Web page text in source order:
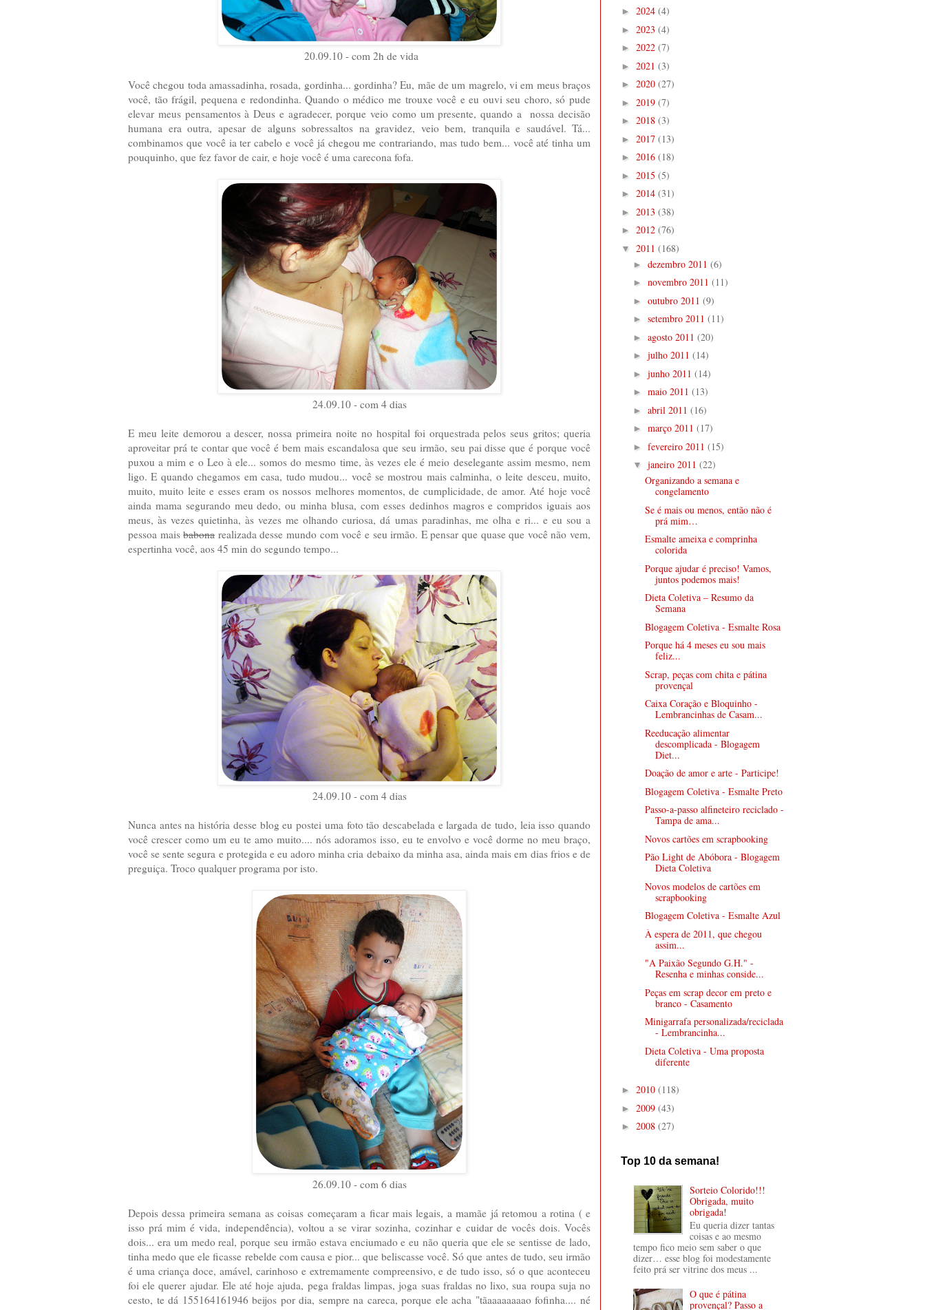
20.09.10 - com 2h de vida
Você chegou toda amassadinha, rosada, gordinha... gordinha? Eu, mãe de um magrelo, vi em meus braços
você, tão frágil, pequena e redondinha. Quando o médico me trouxe você e eu ouvi seu choro, só pude
elevar meus pensamentos à Deus e agradecer, porque veio como um presente, quando a nossa decisão
humana era outra, apesar de alguns sobressaltos na gravidez, veio bem, tranquila e saudável. Tá...
combinamos que você ia ter cabelo e você já chegou me contrariando, mas tudo bem... você até tinha um
pouquinho, que fez favor de cair, e hoje você é uma carecona fofa.
24.09.10 - com 4 dias
E meu leite demorou a descer, nossa primeira noite no hospital foi orquestrada pelos seus gritos; queria
aproveitar prá te contar que você é bem mais escandalosa que seu irmão, seu pai disse que é porque você
puxou a mim e o Leo à ele... somos do mesmo time, às vezes ele é meio deselegante assim mesmo, nem
ligo. E quando chegamos em casa, tudo mudou... você se mostrou mais calminha, o leite desceu, muito,
muito, muito leite e esses eram os nossos melhores momentos, de cumplicidade, de amor. Até hoje você
ainda mama segurando meu dedo, ou minha blusa, com esses dedinhos magros e compridos iguais aos
meus, às vezes quietinha, às vezes me olhando curiosa, dá umas paradinhas, me olha e ri... e eu sou a
pessoa maisbabonarealizada desse mundo com você e seu irmão. E pensar que quase que você não vem,
espertinha você, aos 45 min do segundo tempo...
24.09.10 - com 4 dias
Nunca antes na história desse blog eu postei uma foto tão descabelada e largada de tudo, leia isso quando
você crescer como um eu te amo muito.... nós adoramos isso, eu te envolvo e você dorme no meu braço,
você se sente segura e protegida e eu adoro minha cria debaixo da minha asa, ainda mais em dias frios e de
preguiça. Troco qualquer programa por isto.
26.09.10 - com 6 dias
Depois dessa primeira semana as coisas começaram a ficar mais legais, a mamãe já retomou a rotina ( e
isso prá mim é vida, independência), voltou a se virar sozinha, cozinhar e cuidar de vocês dois. Vocês
dois... era um medo real, porque seu irmão estava enciumado e eu não queria que ele se sentisse de lado,
tinha medo que ele ficasse rebelde com causa e pior... que beliscasse você. Só que antes de tudo, seu irmão
é uma criança doce, amável, carinhoso e extremamente compreensivo, e de tudo isso, só o que aconteceu
foi ele querer ajudar. Ele até hoje ajuda, pega fraldas limpas, joga suas fraldas no lixo, sua roupa suja no
cesto, te dá 155164161946 beijos por dia, sempre na careca, porque ele acha "tãaaaaaaaao fofinha.... né
► 2024 (4)
► 2023 (4)
► 2022 (7)
► 2021 (3)
► 2020 (27)
► 2019 (7)
► 2018 (3)
► 2017 (13)
► 2016 (18)
► 2015 (5)
► 2014 (31)
► 2013 (38)
► 2012 (76)
▼ 2011 (168)
► dezembro 2011 (6)
► novembro 2011 (11)
► outubro 2011 (9)
► setembro 2011 (11)
► agosto 2011 (20)
► julho 2011 (14)
► junho 2011 (14)
► maio 2011 (13)
► abril 2011 (16)
► março 2011 (17)
► fevereiro 2011 (15)
▼ janeiro 2011 (22)
Organizando a semana e
congelamento
Se é mais ou menos, então não é
prá mim…
Esmalte ameixa e comprinha
colorida
Porque ajudar é preciso! Vamos,
juntos podemos mais!
Dieta Coletiva – Resumo da
Semana
Blogagem Coletiva - Esmalte Rosa
Porque há 4 meses eu sou mais
feliz...
Scrap, peças com chita e pátina
provençal
Caixa Coração e Bloquinho -
Lembrancinhas de Casam...
Reeducação alimentar
descomplicada - Blogagem
Diet...
Doação de amor e arte - Participe!
Blogagem Coletiva - Esmalte Preto
Passo-a-passo alfineteiro reciclado -
Tampa de ama...
Novos cartões em scrapbooking
Pão Light de Abóbora - Blogagem
Dieta Coletiva
Novos modelos de cartões em
scrapbooking
Blogagem Coletiva - Esmalte Azul
À espera de 2011, que chegou
assim...
"A Paixão Segundo G.H." -
Resenha e minhas conside...
Peças em scrap decor em preto e
branco - Casamento
Minigarrafa personalizada/reciclada
- Lembrancinha...
Dieta Coletiva - Uma proposta
diferente
► 2010 (118)
► 2009 (43)
► 2008 (27)
Top 10 da semana!
Sorteio Colorido!!!
Obrigada, muito
obrigada!
Eu queria dizer tantas
coisas e ao mesmo
tempo fico meio sem saber o que
dizer… esse blog foi modestamente
feito prá ser vitrine dos meus ...
O que é pátina
provençal? Passo a